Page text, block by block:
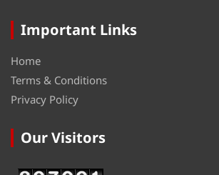
Important Links
Home
Terms & Conditions
Privacy Policy
Our Visitors